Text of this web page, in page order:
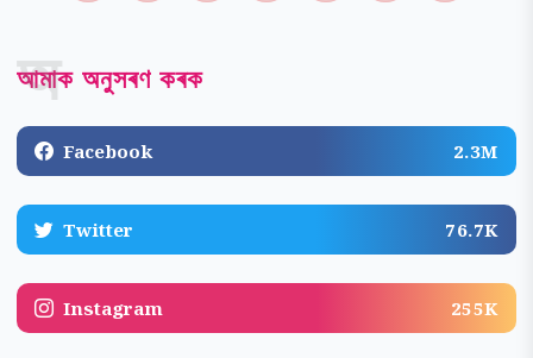
আমাক অনুসৰণ কৰক
অ
Facebook 2.3M
Twitter 76.7K
Instagram 255K